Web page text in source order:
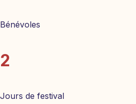
Bénévoles
2
Jours de festival